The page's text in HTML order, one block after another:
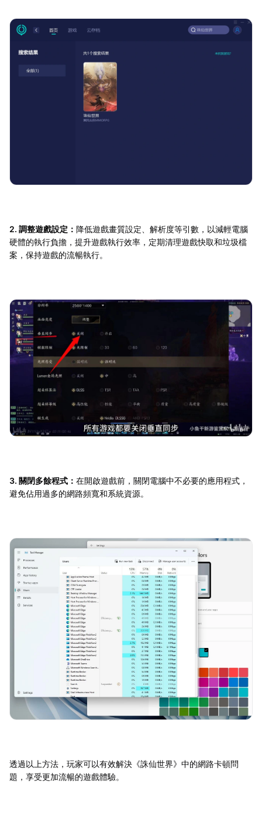
2. 調整遊戲設定： 降低遊戲畫質設定、解析度等引數，以減輕電腦
硬體的執行負擔，提升遊戲執行效率，定期清理遊戲快取和垃圾檔
案，保持遊戲的流暢執行。
3. 關閉多餘程式： 在開啟遊戲前，關閉電腦中不必要的應用程式，
避免佔用過多的網路頻寬和系統資源。
透過以上方法，玩家可以有效解決《誅仙世界》中的網路卡頓問
題，享受更加流暢的遊戲體驗。